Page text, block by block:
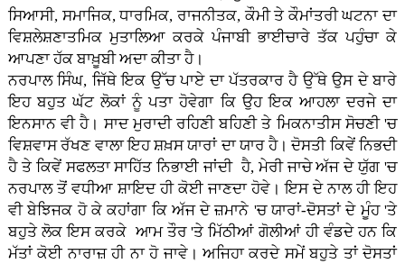
ਸਿਆਸੀ, ਸਮਾਜਿਕ, ਧਾਰਮਿਕ, ਰਾਜਨੀਤਕ, ਕੌਮੀ ਤੇ ਕੌਮਾਂਤਰੀ ਘਟਨਾ ਦਾ
ਵਿਸ਼ਲੇਸ਼ਣਾਤਮਿਕ ਮੁਤਾਲਿਆ ਕਰਕੇ ਪੰਜਾਬੀ ਭਾਈਚਾਰੇ ਤੱਕ ਪਹੁੰਚਾ ਕੇ
ਆਪਣਾ ਹੱਕ ਬਾਖ਼ੂਬੀ ਅਦਾ ਕੀਤਾ ਹੈ।
ਨਰਪਾਲ ਸਿੰਘ, ਜਿੱਥੇ ਇਕ ਉੱਚ ਪਾਏ ਦਾ ਪੱਤਰਕਾਰ ਹੈ ਉੱਥੇ ਉਸ ਦੇ ਬਾਰੇ
ਇਹ ਬਹੁਤ ਘੱਟ ਲੋਕਾਂ ਨੂੰ ਪਤਾ ਹੋਵੇਗਾ ਕਿ ਉਹ ਇਕ ਆਹਲਾ ਦਰਜੇ ਦਾ
ਇਨਸਾਨ ਵੀ ਹੈ। ਸਾਦ ਮੁਰਾਦੀ ਰਹਿਣੀ ਬਹਿਣੀ ਤੇ ਮਿਕਨਾਤੀਸ ਸੋਚਣੀ 'ਚ
ਵਿਸ਼ਵਾਸ ਰੱਖਣ ਵਾਲਾ ਇਹ ਸ਼ਖ਼ਸ ਯਾਰਾਂ ਦਾ ਯਾਰ ਹੈ। ਦੋਸਤੀ ਕਿਵੇਂ ਨਿਭਦੀ
ਹੈ ਤੇ ਕਿਵੇਂ ਸਫਲਤਾ ਸਾਹਿੱਤ ਨਿਭਾਈ ਜਾਂਦੀ ਹੈ, ਮੇਰੀ ਜਾਚੇ ਅੱਜ ਦੇ ਯੁੱਗ 'ਚ
ਨਰਪਾਲ ਤੋਂ ਵਧੀਆ ਸ਼ਾਇਦ ਹੀ ਕੋਈ ਜਾਣਦਾ ਹੋਵੇ। ਇਸ ਦੇ ਨਾਲ ਹੀ ਇਹ
ਵੀ ਬੇਝਿਜਕ ਹੋ ਕੇ ਕਹਾਂਗਾ ਕਿ ਅੱਜ ਦੇ ਜ਼ਮਾਨੇ 'ਚ ਯਾਰਾਂ-ਦੋਸਤਾਂ ਦੇ ਮੂੰਹ 'ਤੇ
ਬਹੁਤੇ ਲੋਕ ਇਸ ਕਰਕੇ ਆਮ ਤੌਰ 'ਤੇ ਮਿੱਠੀਆਂ ਗੋਲੀਆਂ ਹੀ ਵੰਡਦੇ ਹਨ ਕਿ
ਮੱਤਾਂ ਕੋਈ ਨਾਰਾਜ਼ ਹੀ ਨਾ ਹੋ ਜਾਵੇ। ਅਜਿਹਾ ਕਰਦੇ ਸਮੇਂ ਬਹੁਤੇ ਤਾਂ ਦੋਸਤਾਂ